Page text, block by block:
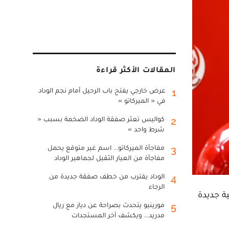
جديدة
المقالات الأكثر قراءة
1
عرض خارجي يفتح باب الرحيل أمام نجم الوداد
في « الميركاتو »
2
كواليس تعثر صفقة الوداد الضخمة بسبب «
شرط واحد »
3
مفاجأة الميركاتو... اسم غير متوقع يحمل
مفاجأة من العيار الثقيل لجماهير الوداد
4
الوداد يقترب من خطف صفقة جديدة من
الرجاء
5
مورينيو يتحدث بصراحة عن دياز مع ريال
مدريد... ويكشف آخر المستجدات